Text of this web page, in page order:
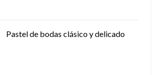
Pastel de bodas clásico y delicado